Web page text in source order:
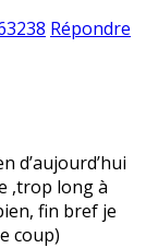
Répondre
d’aujourd’hui
,trop long à
fin bref je
coup)